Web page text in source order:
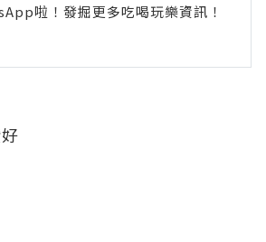
啦！發掘更多吃喝玩樂資訊！